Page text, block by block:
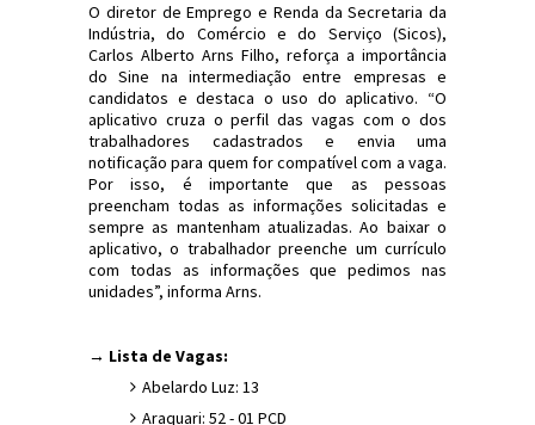
O diretor de Emprego e Renda da Secretaria da
Indústria, do Comércio e do Serviço (Sicos),
Carlos Alberto Arns Filho, reforça a importância
do Sine na intermediação entre empresas e
candidatos e destaca o uso do aplicativo. “O
aplicativo cruza o perfil das vagas com o dos
trabalhadores cadastrados e envia uma
notificação para quem for compatível com a vaga.
Por isso, é importante que as pessoas
preencham todas as informações solicitadas e
sempre as mantenham atualizadas. Ao baixar o
aplicativo, o trabalhador preenche um currículo
com todas as informações que pedimos nas
unidades”, informa Arns.
→ Lista de Vagas:
Abelardo Luz: 13
Araquari: 52 - 01 PCD